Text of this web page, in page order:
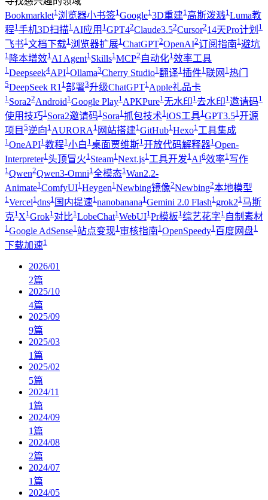
Bookmarklet1 浏览器小书签1 Google1 3D重建1 高斯泼溅1 Luma教
程1 手机3D扫描1 AI应用 1 GPT42Claude3.52Cursor214天Pro计划 1
飞书1 文档下载1 浏览器扩展1 ChatGPT2OpenAI2订阅指南1 避坑
1 降本增效1 AI Agent1 Skills1 MCP2 自动化1 效率工具
1 Deepseek4API1 Ollama3Cherry Studio1 翻译1 插件1 联网 1 热门
5DeepSeek R1 1 部署3升级ChatGPT1 Apple礼品卡
1 Sora22Android1 Google Play1 APKPure1 无水印1 去水印1 邀请码1
使用技巧1 Sora2邀请码1 Sora1 抓包技术1 iOS工具1 GPT3.51 开源
项目 5逆向1 AURORA 1 网站搭建1 GitHub1 Hexo1 工具集成
1 OneAPI1 教程1 小白 1 桌面贾维斯1 开放代码解释器1 Open-
Interpreter1 头顶冒火1 Steam1 Next.js1 工具开发1 AI6效率1 写作
1 Qwen2Qwen3-Omni1 全模态1 Wan2.2-
Animate1 ComfyUI1 Heygen1 Newbing镜像2Newbing2本地模型
1 Vercel1 dns1 国内提速1 nanobanana1 Gemini 2.0 Flash1 grok21 马斯
克1 X1 Grok1 对比1 LobeChat1 WebUI1 Pr模板1 综艺花字1 自制素材
1 Google AdSense1 站点变现1 审核指南1 OpenSpeedy1 百度网盘1
下载加速1
2026/01
2篇
2025/10
4篇
2025/09
9篇
2025/03
1篇
2025/02
5篇
2024/11
1篇
2024/09
1篇
2024/08
2篇
2024/07
1篇
2024/05